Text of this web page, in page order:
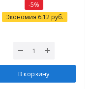
-5%
Экономия 6.12руб.
В корзину